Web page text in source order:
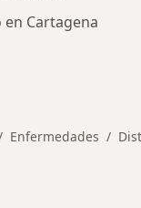
Cartagena
Enfermedades